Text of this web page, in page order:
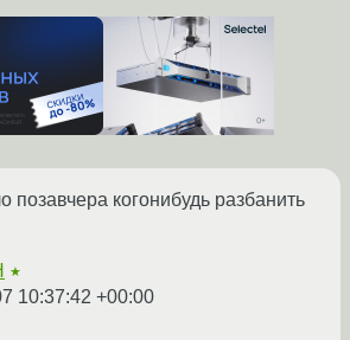
позавчера когонибудь разбанить
★
10:37:42 +00:00